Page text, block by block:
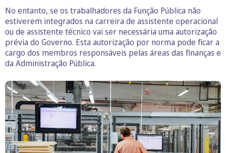
No entanto, se os trabalhadores da Função Pública não
estiverem integrados na carreira de assistente operacional
ou de assistente técnico vai ser necessária uma autorização
prévia do Governo. Esta autorização por norma pode ficar a
cargo dos membros responsáveis pelas áreas das finanças e
da Administração Pública.